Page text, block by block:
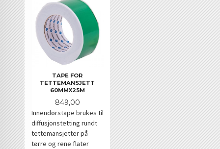
TAPE FOR
TETTEMANSJETT
60MMX25M
Pris
849,00
Innendørstape brukes til
diffusjonstetting rundt
tettemansjetter på
tørre og rene flater